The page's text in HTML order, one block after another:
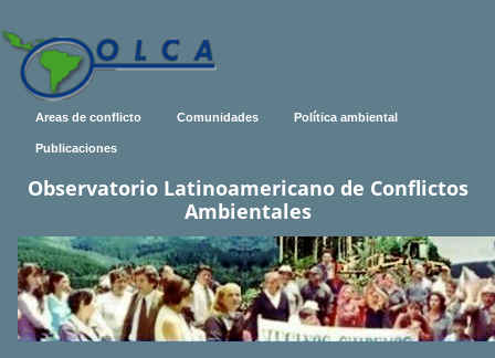
Areas de conflicto Comunidades Política ambiental
Publicaciones
Observatorio Latinoamericano de Conflictos
Ambientales